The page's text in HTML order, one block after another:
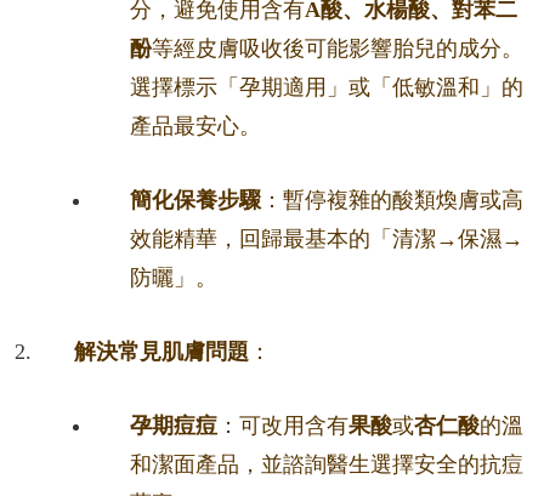
分，避免使用含有A酸、水楊酸、對苯二
酚等經皮膚吸收後可能影響胎兒的成分。
選擇標示「孕期適用」或「低敏溫和」的
產品最安心。
簡化保養步驟 ：暫停複雜的酸類煥膚或高
效能精華，回歸最基本的「清潔→保濕→
防曬」。
解決常見肌膚問題 ：
孕期痘痘 ：可改用含有果酸或杏仁酸的溫
和潔面產品，並諮詢醫生選擇安全的抗痘